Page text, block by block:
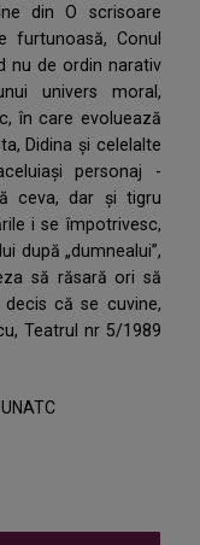
din O scrisoare
furtunoasă, Conul
nu de ordin narativ
univers moral,
în care evoluează
Didina și celelalte
personaj -
ceva, dar și tigru
i se împotrivesc,
după „dumnealui”,
să răsară ori să
că se cuvine,
Teatrul nr 5/1989